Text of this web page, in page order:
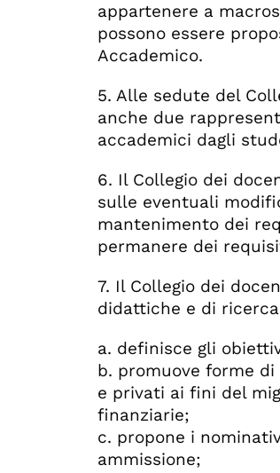
appartenere a
possono essere
Accademico.
5. Alle sedute del
anche due
accademici dagli
6. Il Collegio dei
sulle eventuali
mantenimento dei
permanere dei
7. Il Collegio dei
didattiche e di
a. definisce gli
b. promuove forme
e privati ai fini del
finanziarie;
c. propone i
ammissione;